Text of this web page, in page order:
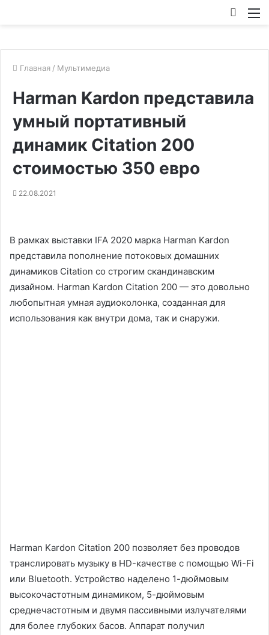
Главная / Мультимедиа
Harman Kardon представила
умный портативный
динамик Citation 200
стоимостью 350 евро
22.08.2021
В рамках выставки IFA 2020 марка Harman Kardon
представила пополнение потоковых домашних
динамиков Citation со строгим скандинавским
дизайном. Harman Kardon Citation 200 — это довольно
любопытная умная аудиоколонка, созданная для
использования как внутри дома, так и снаружи.
Harman Kardon Citation 200 позволяет без проводов
транслировать музыку в HD-качестве с помощью Wi-Fi
или Bluetooth. Устройство наделено 1-дюймовым
высокочастотным динамиком, 5-дюймовым
среднечастотным и двумя пассивными излучателями
для более глубоких басов. Аппарат получил